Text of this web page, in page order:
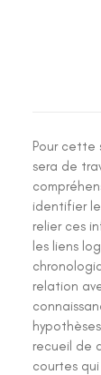
Pour cette
sera de
identifier
relier ces
les liens
relation
recueil de
courtes